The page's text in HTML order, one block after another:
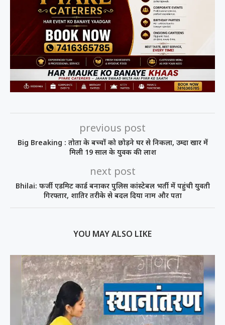
previous post
Big Breaking : तोता के बच्चों को छोड़ने घर से निकला, उम्दा खार में
मिली 19 साल के युवक की लाश
next post
Bhilai: फर्जी एडमिट कार्ड बनाकर पुलिस कांस्टेबल भर्ती में पहुंची युवती
गिरफ्तार, शातिर तरीके से बदल दिया नाम और पता
YOU MAY ALSO LIKE